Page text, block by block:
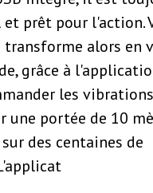
prêt pour l'action.
transforme alors en
grâce à
les
une portée de 10
des centaines de